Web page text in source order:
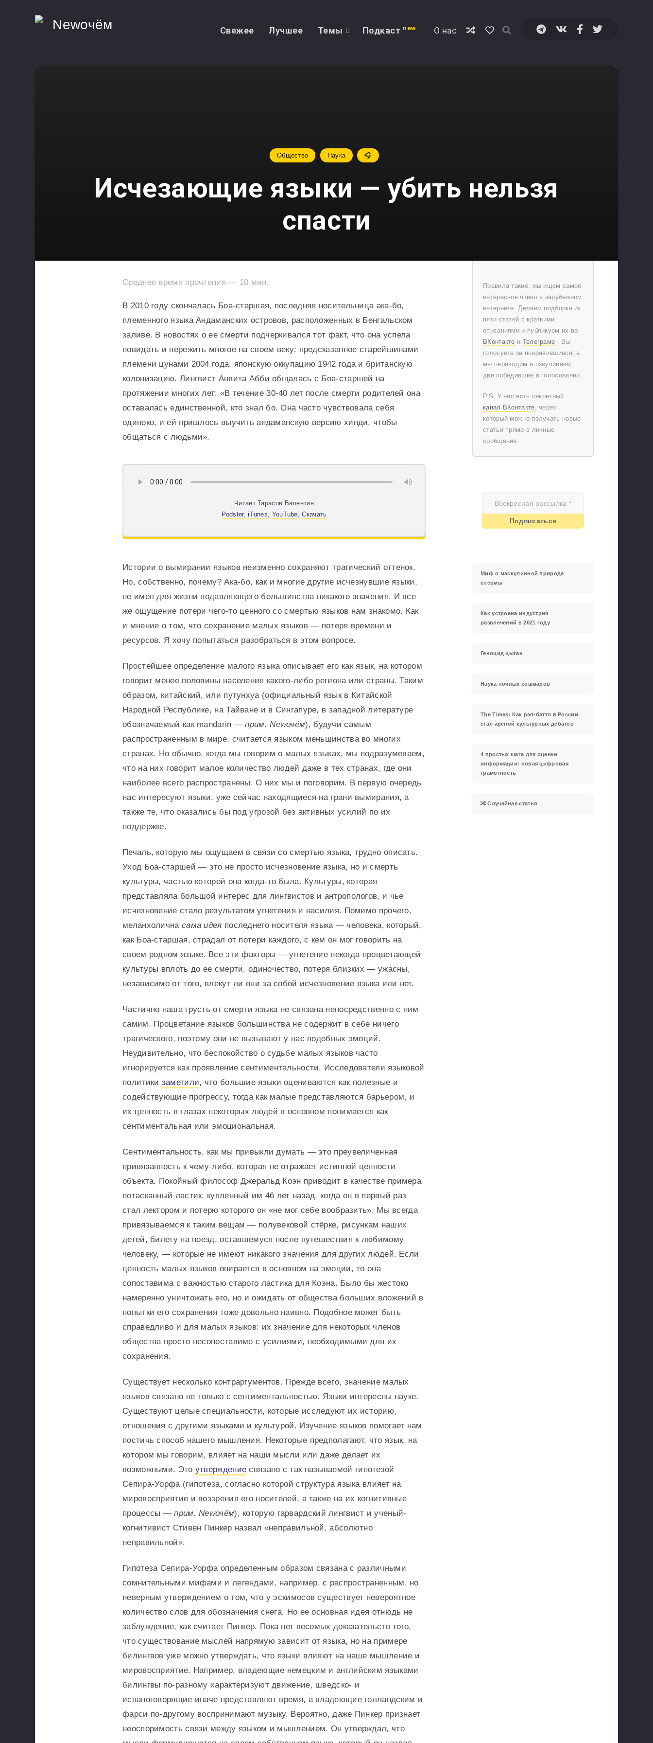
Свежее Лучшее Темы Подкаст new ⁠О нас
Общество Наука 🎧
Исчезающие языки — убить нельзя
спасти
Среднее время прочтения — 10 мин.
В 2010 году скончалась Боа-старшая, последняя носительница ака-бо,
племенного языка Андаманских островов, расположенных в Бенгальском
заливе. В новостях о ее смерти подчеркивался тот факт, что она успела
повидать и пережить многое на своем веку: предсказанное старейшинами
племени цунами 2004 года, японскую оккупацию 1942 года и британскую
колонизацию. Лингвист Анвита Абби общалась с Боа-старшей на
протяжении многих лет: «В течение 30-40 лет после смерти родителей она
оставалась единственной, кто знал бо. Она часто чувствовала себя
одиноко, и ей пришлось выучить андаманскую версию хинди, чтобы
общаться с людьми».
Читает Тарасов Валентин
Podster, iTunes, YouTube,Скачать
Истории о вымирании языков неизменно сохраняют трагический оттенок.
Но, собственно, почему? Ака-бо, как и многие другие исчезнувшие языки,
не имел для жизни подавляющего большинства никакого значения. И все
же ощущение потери чего-то ценного со смертью языков нам знакомо. Как
и мнение о том, что сохранение малых языков — потеря времени и
ресурсов. Я хочу попытаться разобраться в этом вопросе.
Простейшее определение малого языка описывает его как язык, на котором
говорит менее половины населения какого-либо региона или страны. Таким
образом, китайский, или путунхуа (официальный язык в Китайской
Народной Республике, на Тайване и в Сингапуре, в западной литературе
обозначаемый как mandarin —прим. Newочём), будучи самым
распространенным в мире, считается языком меньшинства во многих
странах. Но обычно, когда мы говорим о малых языках, мы подразумеваем,
что на них говорит малое количество людей даже в тех странах, где они
наиболее всего распространены. О них мы и поговорим. В первую очередь
нас интересуют языки, уже сейчас находящиеся на грани вымирания, а
также те, что оказались бы под угрозой без активных усилий по их
поддержке.
Печаль, которую мы ощущаем в связи со смертью языка, трудно описать.
Уход Боа-старшей — это не просто исчезновение языка, но и смерть
культуры, частью которой она когда-то была. Культуры, которая
представляла большой интерес для лингвистов и антропологов, и чье
исчезновение стало результатом угнетения и насилия. Помимо прочего,
меланхолична сама идея последнего носителя языка — человека, который,
как Боа-старшая, страдал от потери каждого, с кем он мог говорить на
своем родном языке. Все эти факторы — угнетение некогда процветающей
культуры вплоть до ее смерти, одиночество, потеря близких — ужасны,
независимо от того, влекут ли они за собой исчезновение языка или нет.
Частично наша грусть от смерти языка не связана непосредственно с ним
самим. Процветание языков большинства не содержит в себе ничего
трагического, поэтому они не вызывают у нас подобных эмоций.
Неудивительно, что беспокойство о судьбе малых языков часто
игнорируется как проявление сентиментальности. Исследователи языковой
политики заметили, что большие языки оцениваются как полезные и
содействующие прогрессу, тогда как малые представляются барьером, и
их ценность в глазах некоторых людей в основном понимается как
сентиментальная или эмоциональная.
Сентиментальность, как мы привыкли думать — это преувеличенная
привязанность к чему-либо, которая не отражает истинной ценности
объекта. Покойный философ Джеральд Коэн приводит в качестве примера
потасканный ластик, купленный им 46 лет назад, когда он в первый раз
стал лектором и потерю которого он «не мог себе вообразить». Мы всегда
привязываемся к таким вещам — полувековой стёрке, рисункам наших
детей, билету на поезд, оставшемуся после путешествия к любимому
человеку, — которые не имеют никакого значения для других людей. Если
ценность малых языков опирается в основном на эмоции, то она
сопоставима с важностью старого ластика для Коэна. Было бы жестоко
намеренно уничтожать его, но и ожидать от общества больших вложений в
попытки его сохранения тоже довольно наивно. Подобное может быть
справедливо и для малых языков: их значение для некоторых членов
общества просто несопоставимо с усилиями, необходимыми для их
сохранения.
Существует несколько контраргументов. Прежде всего, значение малых
языков связано не только с сентиментальностью. Языки интересны науке.
Существуют целые специальности, которые исследуют их историю,
отношения с другими языками и культурой. Изучение языков помогает нам
постичь способ нашего мышления. Некоторые предполагают, что язык, на
котором мы говорим, влияет на наши мысли или даже делает их
возможными. Это утверждение связано с так называемой гипотезой
Сепира-Уорфа (гипотеза, согласно которой структура языка влияет на
мировосприятие и воззрения его носителей, а также на их когнитивные
процессы —прим. Newочём), которую гарвардский лингвист и ученый-
когнитивист Стивен Пинкер назвал «неправильной, абсолютно
неправильной».
Гипотеза Сепира-Уорфа определенным образом связана с различными
сомнительными мифами и легендами, например, с распространенным, но
неверным утверждением о том, что у эскимосов существует невероятное
количество слов для обозначения снега. Но ее основная идея отнюдь не
заблуждение, как считает Пинкер. Пока нет весомых доказательств того,
что существование мыслей напрямую зависит от языка, но на примере
билингвов уже можно утверждать, что языки влияют на наше мышление и
мировосприятие. Например, владеющие немецким и английским языками
билингвы по-разному характеризуют движение, шведско- и
испаноговорящие иначе представляют время, а владеющие голландским и
фарси по-другому воспринимают музыку. Вероятно, даже Пинкер признает
неоспоримость связи между языком и мышлением. Он утверждал, что
Правила такие: мы ищем самое
интересное чтиво в зарубежном
интернете. Делаем подборки из
пяти статей с краткими
описаниями и публикуем их во
ВКонтакте и Телеграме . Вы
голосуете за понравившиеся, а
мы переводим и озвучиваем
две победившие в голосовании.
P.S. У нас есть секретный
канал ВКонтакте, через
который можно получать новые
статьи прямо в личные
сообщения.
Миф о маскулинной природе
спермы
Как устроена индустрия
развлечений в 2021 году
Геноцид цыган
Наука ночных кошмаров
The Times: Как рэп-баттл в России
стал ареной культурных дебатов
4 простых шага для оценки
информации: новая цифровая
грамотность
Случайная статья